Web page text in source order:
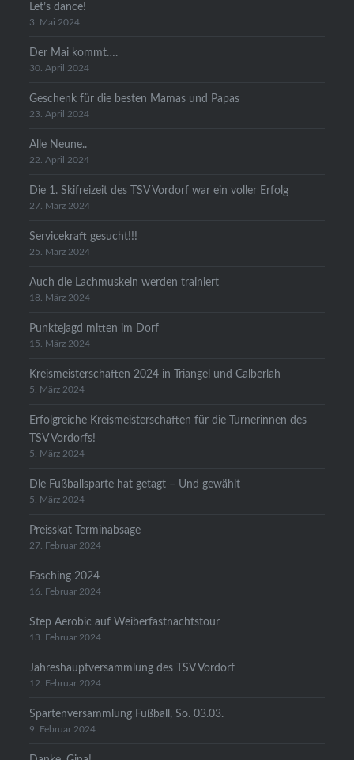
Let’s dance!
3. Mai 2024
Der Mai kommt….
30. April 2024
Geschenk für die besten Mamas und Papas
23. April 2024
Alle Neune..
22. April 2024
Die 1. Skifreizeit des TSV Vordorf war ein voller Erfolg
27. März 2024
Servicekraft gesucht!!!
25. März 2024
Auch die Lachmuskeln werden trainiert
18. März 2024
Punktejagd mitten im Dorf
15. März 2024
Kreismeisterschaften 2024 in Triangel und Calberlah
5. März 2024
Erfolgreiche Kreismeisterschaften für die Turnerinnen des
TSV Vordorfs!
5. März 2024
Die Fußballsparte hat getagt – Und gewählt
5. März 2024
Preisskat Terminabsage
27. Februar 2024
Fasching 2024
16. Februar 2024
Step Aerobic auf Weiberfastnachtstour
13. Februar 2024
Jahreshauptversammlung des TSV Vordorf
12. Februar 2024
Spartenversammlung Fußball, So. 03.03.
9. Februar 2024